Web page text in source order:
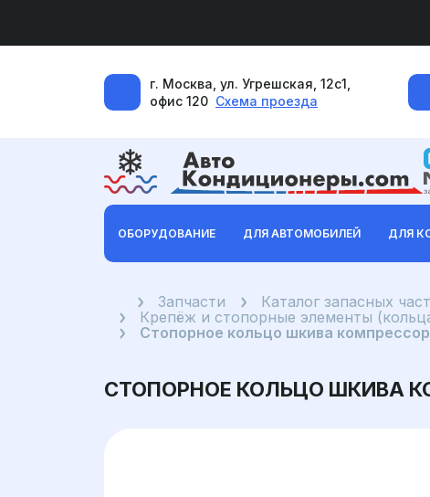
г. Москва, ул. Угрешская, 12с1,
офис 120 Схема проезда
ОБОРУДОВАНИЕ ДЛЯ АВТОМОБИЛЕЙ ДЛЯ
ГлавнаяЗапчасти
Каталог запасных
Крепёж и стопорные элементы
Стопорное кольцо шкива
СТОПОРНОЕ КОЛЬЦО ШКИВА